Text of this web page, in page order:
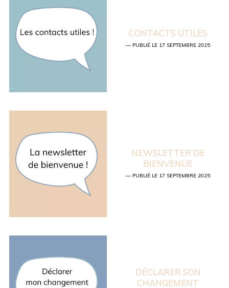
CONTACTS UTILES
— PUBLIÉ LE 17 SEPTEMBRE 2025
NEWSLETTER DE
BIENVENUE
— PUBLIÉ LE 17 SEPTEMBRE 2025
DÉCLARER SON
CHANGEMENT